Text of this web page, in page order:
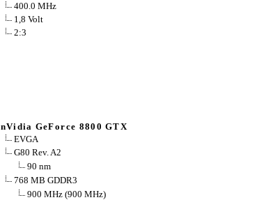
400.0 MHz
1,8 Volt
2:3
nVidia GeForce 8800 GTX
EVGA
G80 Rev. A2
90 nm
768 MB GDDR3
900 MHz (900 MHz)